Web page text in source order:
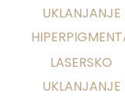
UKLANJANJE
LASERSKO
UKLANJANJE